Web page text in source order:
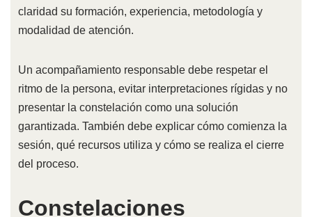
claridad su formación, experiencia, metodología y
modalidad de atención.
Un acompañamiento responsable debe respetar el
ritmo de la persona, evitar interpretaciones rígidas y no
presentar la constelación como una solución
garantizada. También debe explicar cómo comienza la
sesión, qué recursos utiliza y cómo se realiza el cierre
del proceso.
Constelaciones